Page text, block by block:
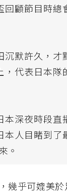
顧節目時總
默許久，才
代表日本隊
深夜時段直
人目睹到了
。
幾乎可媲美